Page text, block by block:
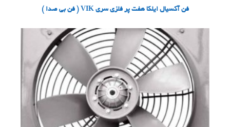
فن آکسیال ایلکا هفت پر فلزی سری VIK ( فن بی صدا )